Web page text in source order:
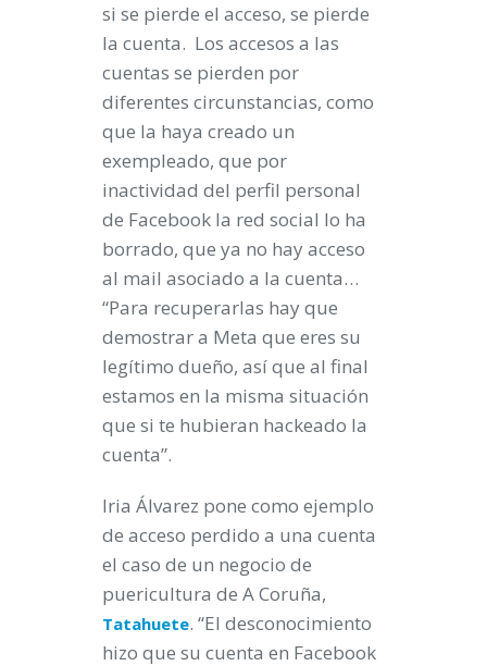
si se pierde el acceso, se pierde
la cuenta. Los accesos a las
cuentas se pierden por
diferentes circunstancias, como
que la haya creado un
exempleado, que por
inactividad del perfil personal
de Facebook la red social lo ha
borrado, que ya no hay acceso
al mail asociado a la cuenta…
“Para recuperarlas hay que
demostrar a Meta que eres su
legítimo dueño, así que al final
estamos en la misma situación
que si te hubieran hackeado la
cuenta”.
Iria Álvarez pone como ejemplo
de acceso perdido a una cuenta
el caso de un negocio de
puericultura de A Coruña,
Tatahuete. “El desconocimiento
hizo que su cuenta en Facebook